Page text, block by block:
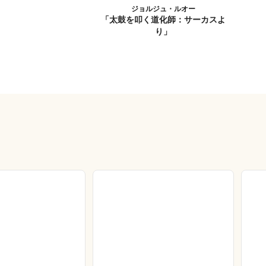
ジョルジュ・ルオー
「太鼓を叩く道化師：サーカスよ
り」